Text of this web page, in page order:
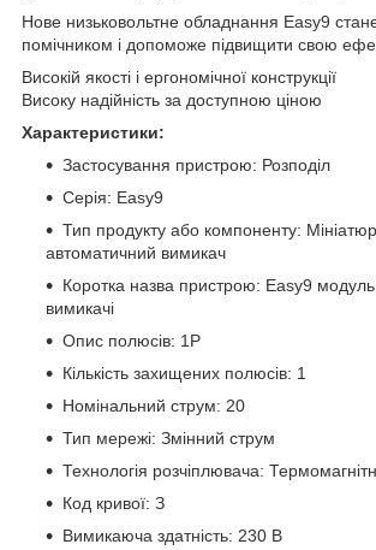
Нове низьковольтне обладнання Easy9
помічником і допоможе підвищити свою
Високій якості і ергономічної конструкції
Високу надійність за доступною ціною
Характеристики:
Застосування пристрою: Розподіл
Серія: Easy9
Тип продукту або компоненту:
автоматичний вимикач
Коротка назва пристрою: Easy9
вимикачі
Опис полюсів: 1P
Кількість захищених полюсів: 1
Номінальний струм: 20
Тип мережі: Змінний струм
Технологія розчіплювача:
Код кривої: З
Вимикаюча здатність: 230 В